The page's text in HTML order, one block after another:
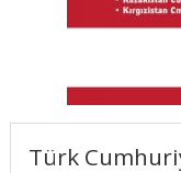
Türk